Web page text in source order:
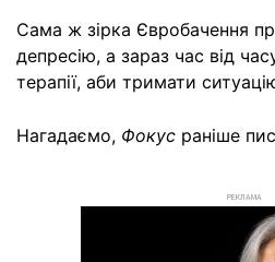
Сама ж зірка Євробачення
депресію, а зараз час від
терапії, аби тримати
Нагадаємо, Фокус раніше
РЕКЛАМА